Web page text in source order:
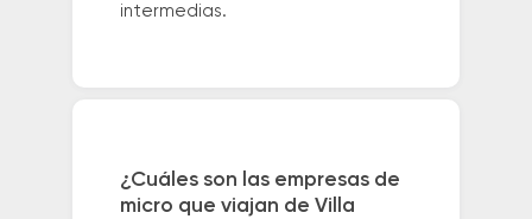
intermedias.
¿Cuáles son las empresas de
micro que viajan de Villa